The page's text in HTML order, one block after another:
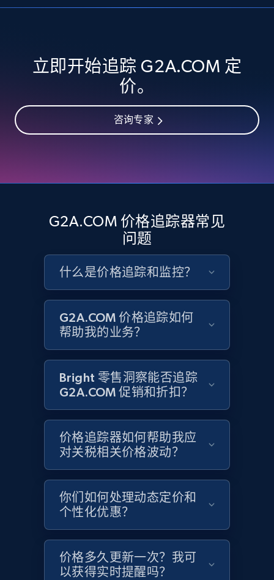
Google Shopping
URL, Product id, Title, Product description,
Rating, Reviews count, Images, Variations, and
Google Shopping - collects products from
web using keywords
Rating, Reviews count, Images, Variations, and
200+ 立即开始
Home Depot US
URL, Domain, Country code, Model number,
2.1K+ 355+ 立即开始
Home Depot US - Gather data on products
using specified keywords
URL, Domain, Country code, Model number,
Sku, Product id, Product name, Manufacturer,
and more.
立即开始追踪 G2A.COM 定
价。
咨询专家
G2A.COM 价格追踪器常见
问题
什么是价格追踪和监控？
G2A.COM 价格追踪如何
帮助我的业务？
Bright 零售洞察能否追踪
G2A.COM 促销和折扣？
价格追踪器如何帮助我应
对关税相关价格波动？
你们如何处理动态定价和
个性化优惠？
价格多久更新一次？我可
以获得实时提醒吗？